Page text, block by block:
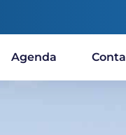
Agenda